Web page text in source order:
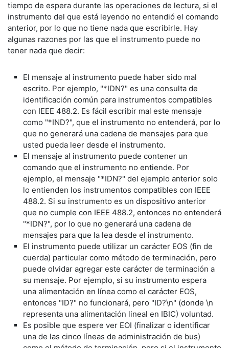
tiempo de espera durante las operaciones de lectura, si el
instrumento del que está leyendo no entendió el comando
anterior, por lo que no tiene nada que escribirle. Hay
algunas razones por las que el instrumento puede no
tener nada que decir:
El mensaje al instrumento puede haber sido mal
escrito. Por ejemplo, "*IDN?" es una consulta de
identificación común para instrumentos compatibles
con IEEE 488.2. Es fácil escribir mal este mensaje
como "*IND?", que el instrumento no entenderá, por lo
que no generará una cadena de mensajes para que
usted pueda leer desde el instrumento.
El mensaje al instrumento puede contener un
comando que el instrumento no entiende. Por
ejemplo, el mensaje "*IDN?" del ejemplo anterior solo
lo entienden los instrumentos compatibles con IEEE
488.2. Si su instrumento es un dispositivo anterior
que no cumple con IEEE 488.2, entonces no entenderá
"*IDN?", por lo que no generará una cadena de
mensajes para que la lea desde el instrumento.
El instrumento puede utilizar un carácter EOS (fin de
cuerda) particular como método de terminación, pero
puede olvidar agregar este carácter de terminación a
su mensaje. Por ejemplo, si su instrumento espera
una alimentación en línea como el carácter EOS,
entonces "ID?" no funcionará, pero "ID?\n" (donde \n
representa una alimentación lineal en IBIC) voluntad.
Es posible que espere ver EOI (finalizar o identificar
una de las cinco líneas de administración de bus)